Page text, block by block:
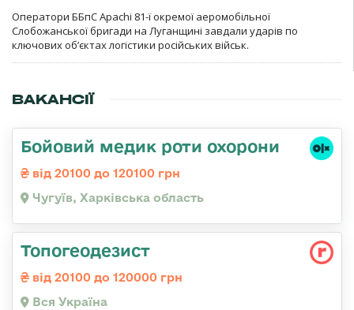
Оператори ББпС Apachi 81-ї окремої аеромобільної
Слобожанської бригади на Луганщині завдали ударів по
ключових об’єктах логістики російських військ.
ВАКАНСІЇ
Бойовий медик роти охорони
від 20100 до 120100 грн
Чугуїв, Харківська область
Топогеодезист
від 20100 до 120000 грн
Вся Україна